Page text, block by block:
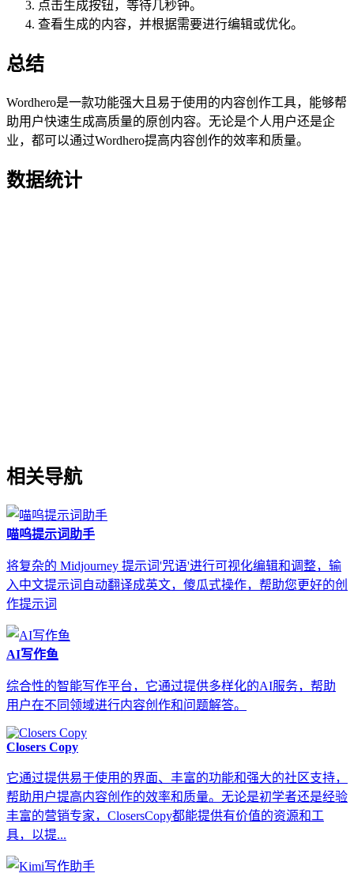
点击生成按钮，等待几秒钟。
查看生成的内容，并根据需要进行编辑或优化。
总结
Wordhero是一款功能强大且易于使用的内容创作工具，能够帮
助用户快速生成高质量的原创内容。无论是个人用户还是企
业，都可以通过Wordhero提高内容创作的效率和质量。
数据统计
相关导航
喵呜提示词助手
将复杂的 Midjourney 提示词'咒语'进行可视化编辑和调整，输
入中文提示词自动翻译成英文，傻瓜式操作，帮助您更好的创
作提示词
AI写作鱼
综合性的智能写作平台，它通过提供多样化的AI服务，帮助
用户在不同领域进行内容创作和问题解答。
Closers Copy
它通过提供易于使用的界面、丰富的功能和强大的社区支持，
帮助用户提高内容创作的效率和质量。无论是初学者还是经验
丰富的营销专家，ClosersCopy都能提供有价值的资源和工
具，以提...